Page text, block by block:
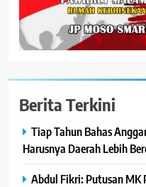
Berita Terkini
Tiap Tahun Bahas
Harusnya Daerah Lebih
Abdul Fikri: Putusan